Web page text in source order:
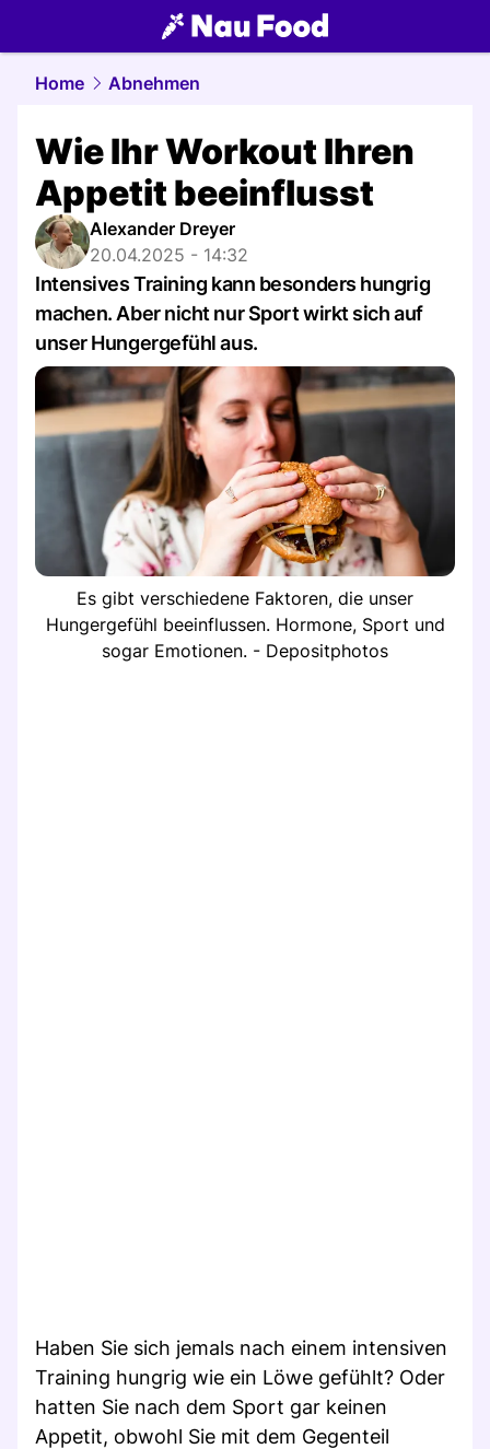
food.NAU.ch
Home Abnehmen
Wie Ihr Workout Ihren
Appetit beeinflusst
Alexander Dreyer
20.04.2025 - 14:32
Intensives Training kann besonders hungrig
machen. Aber nicht nur Sport wirkt sich auf
unser Hungergefühl aus.
Es gibt verschiedene Faktoren, die unser
Hungergefühl beeinflussen. Hormone, Sport und
sogar Emotionen. - Depositphotos
Haben Sie sich jemals nach einem intensiven
Training hungrig wie ein Löwe gefühlt? Oder
hatten Sie nach dem Sport gar keinen
Appetit, obwohl Sie mit dem Gegenteil